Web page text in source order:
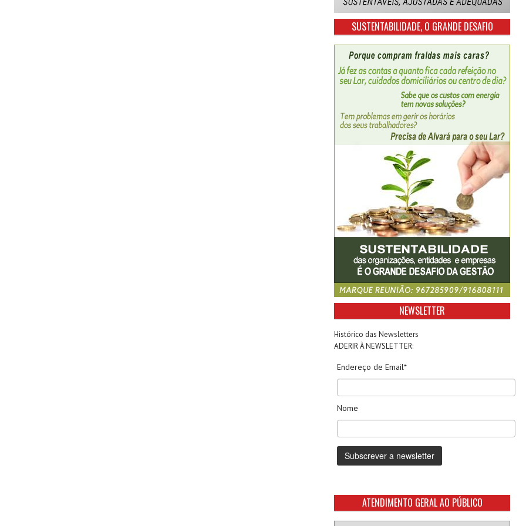
SUSTENTABILIDADE, O GRANDE DESAFIO
NEWSLETTER
Histórico das Newsletters
ADERIR À NEWSLETTER:
Endereço de Email*
Nome
ATENDIMENTO GERAL AO PÚBLICO